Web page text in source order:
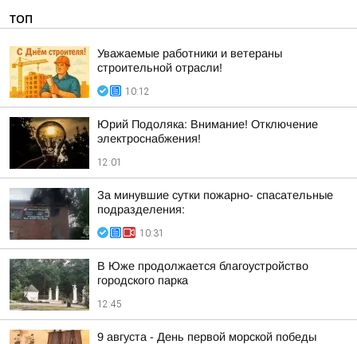
ТОП
Уважаемые работники и ветераны
строительной отрасли!
10:12
Юрий Подоляка: Внимание! Отключение
электроснабжения!
12:01
За минувшие сутки пожарно- спасательные
подразделения:
10:31
В Юже продолжается благоустройство
городского парка
12:45
9 августа - День первой морской победы